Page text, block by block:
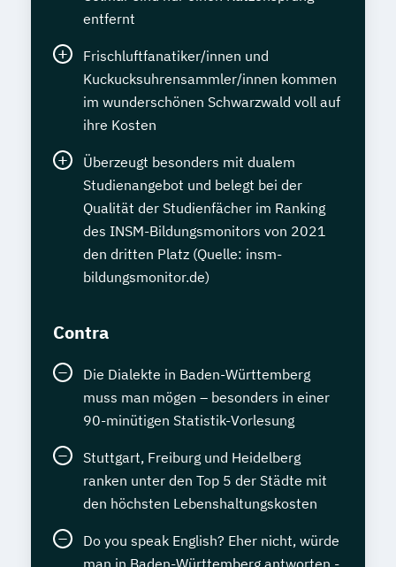
entfernt
Frischluftfanatiker/innen und
Kuckucksuhrensammler/innen kommen
im wunderschönen Schwarzwald voll auf
ihre Kosten
Überzeugt besonders mit dualem
Studienangebot und belegt bei der
Qualität der Studienfächer im Ranking
des INSM-Bildungsmonitors von 2021
den dritten Platz (Quelle: insm-
bildungsmonitor.de)
Contra
Die Dialekte in Baden-Württemberg
muss man mögen – besonders in einer
90-minütigen Statistik-Vorlesung
Stuttgart, Freiburg und Heidelberg
ranken unter den Top 5 der Städte mit
den höchsten Lebenshaltungskosten
Do you speak English? Eher nicht, würde